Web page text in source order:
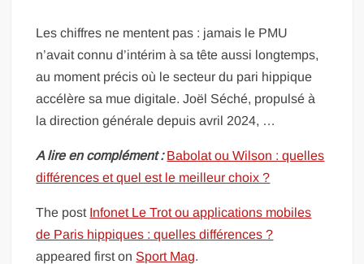
Les chiffres ne mentent pas : jamais le PMU
n’avait connu d’intérim à sa tête aussi longtemps,
au moment précis où le secteur du pari hippique
accélère sa mue digitale. Joël Séché, propulsé à
la direction générale depuis avril 2024, …
A lire en complément : Babolat ou Wilson : quelles
différences et quel est le meilleur choix ?
The post Infonet Le Trot ou applications mobiles
de Paris hippiques : quelles différences ?
appeared first on Sport Mag.